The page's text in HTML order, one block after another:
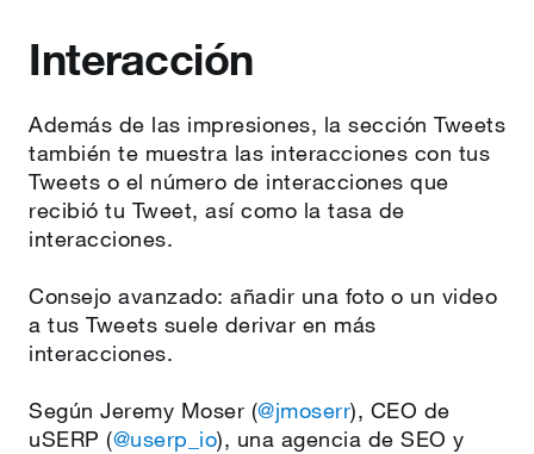
Interacción
Además de las impresiones, la sección Tweets
también te muestra las interacciones con tus
Tweets o el número de interacciones que
recibió tu Tweet, así como la tasa de
interacciones.
Consejo avanzado: añadir una foto o un video
a tus Tweets suele derivar en más
interacciones.
Según Jeremy Moser (@jmoserr), CEO de
uSERP (@userp_io), una agencia de SEO y